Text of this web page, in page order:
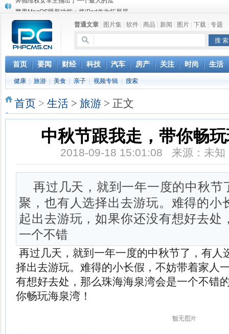
苹果MacOS曝新功能：将iPad作为拓展屏
苹果与高通和解 英特尔失去重要移动客户
小米高管：虽然高通与苹果和解，但5G iPhone最快明年下半年发布
iOS 13加入黑暗模式 多功能加持6月份见
高通与苹果达成和解，双方达成6年许可协议
巴黎圣母院大火肆虐，人类文明的一场浩劫
奔驰维权女车主捅出了一个最大的瓜
普通文章 图片集 软件 商品 新闻 图片 下载 专题
首页 要闻 财经 科技 汽车 房产 关注 时尚 生活
健康 旅游 美食 亲子 视频专辑 搜索
首页 > 生活 > 旅游 > 正文
中秋节跟我走，带你畅
2018-09-18 15:01:08 来源：未
再过几天，就到一年一度的中秋节
聚，也有人选择出去游玩。难得的小
起出去游玩，如果你还没有想好去处
一个不错
再过几天，就到一年一度的中秋节了，有人
择出去游玩。难得的小长假，不妨带着家人
有想好去处，那么珠海海泉湾会是一个不错
你畅玩海泉湾！